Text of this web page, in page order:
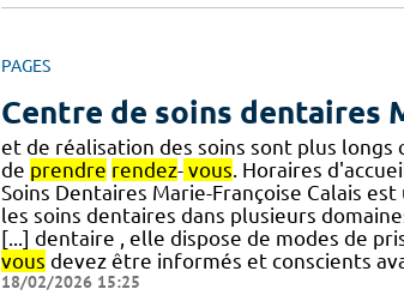
PAGES
Centre de soins dentaires
et de réalisation des soins sont plus longs
de prendre rendez- vous. Horaires
Soins Dentaires Marie-Françoise Calais
les soins dentaires dans plusieurs
[...] dentaire , elle dispose de modes de
vous devez être informés et conscients
18/02/2026 15:25